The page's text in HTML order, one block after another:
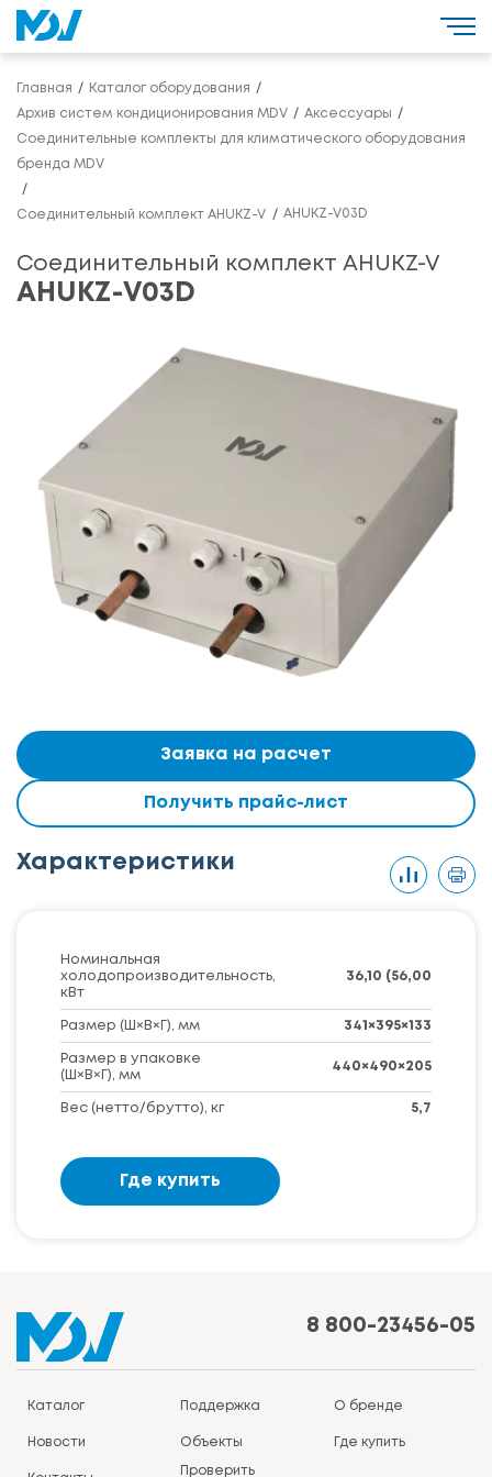
Главная Каталог оборудования
Архив систем кондиционирования MDV Аксессуары
Соединительные комплекты для климатического оборудования
бренда MDV
Соединительный комплект AHUKZ-V AHUKZ-V03D
Соединительный комплект AHUKZ-V
AHUKZ-V03D
Заявка на расчет
Получить прайс-лист
Характеристики
Номинальная
холодопроизводительность,
кВт
36,10 (56,00
Размер (Ш×В×Г), мм 341×395×133
Размер в упаковке
(Ш×В×Г), мм
440×490×205
Вес (нетто/брутто), кг 5,7
Где купить
8 800-23456-05
Каталог Поддержка О бренде
Новости Объекты Где купить
Проверить